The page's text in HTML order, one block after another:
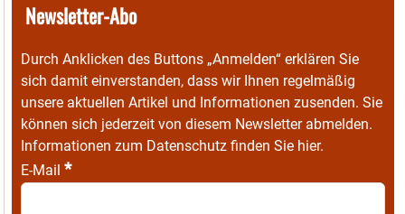
Newsletter-Abo
Durch Anklicken des Buttons „Anmelden“ erklären Sie
sich damit einverstanden, dass wir Ihnen regelmäßig
unsere aktuellen Artikel und Informationen zusenden. Sie
können sich jederzeit von diesem Newsletter abmelden.
Informationen zum Datenschutz finden Sie hier.
E-Mail *